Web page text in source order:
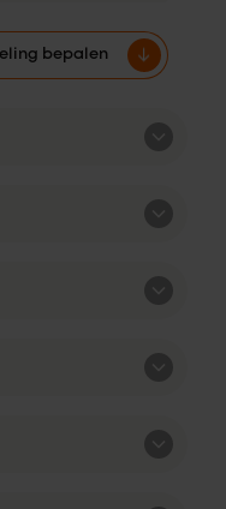
bepalen